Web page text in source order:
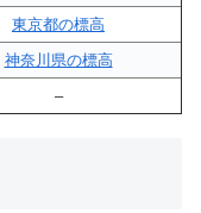
東京都の標高
神奈川県の標高
–